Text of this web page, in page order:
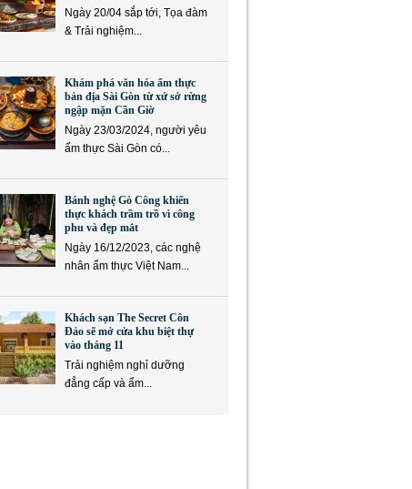
Ngày 20/04 sắp tới, Tọa đàm
& Trải nghiệm...
Khám phá văn hóa ẩm thực
bản địa Sài Gòn từ xứ sở rừng
ngập mặn Cần Giờ
Ngày 23/03/2024, người yêu
ẩm thực Sài Gòn có...
Bánh nghệ Gò Công khiến
thực khách trầm trồ vì công
phu và đẹp mắt
Ngày 16/12/2023, các nghệ
nhân ẩm thực Việt Nam...
Khách sạn The Secret Côn
Đảo sẽ mở cửa khu biệt thự
vào tháng 11
Trải nghiệm nghỉ dưỡng
đẳng cấp và ẩm...